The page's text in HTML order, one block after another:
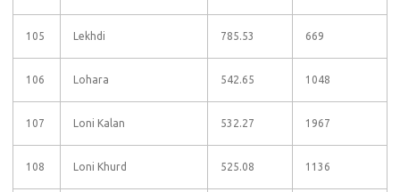
105 Lekhdi 785.53 669
106 Lohara 542.65 1048
107 Loni Kalan 532.27 1967
108 Loni Khurd 525.08 1136